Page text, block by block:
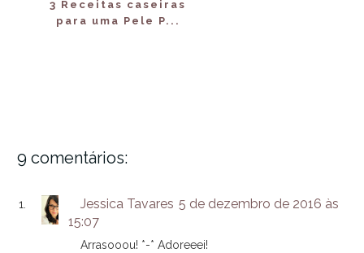
3 Receitas caseiras
para uma Pele P...
9 comentários:
Jessica Tavares 5 de dezembro de 2016 às
15:07
Arrasooou! *-* Adoreeei!